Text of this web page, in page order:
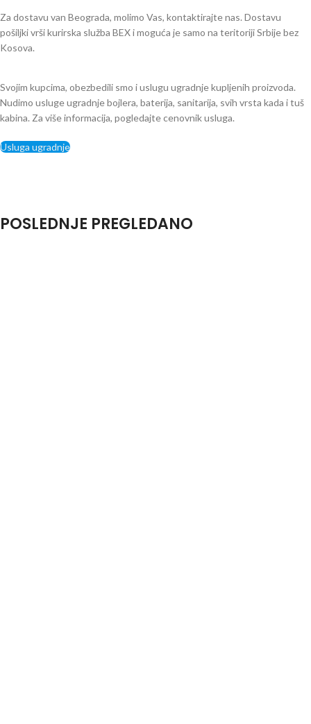
Za dostavu van Beograda, molimo Vas, kontaktirajte nas. Dostavu
pošiljki vrši kurirska služba BEX i moguća je samo na teritoriji Srbije bez
Kosova.
Svojim kupcima, obezbedili smo i uslugu ugradnje kupljenih proizvoda.
Nudimo usluge ugradnje bojlera, baterija, sanitarija, svih vrsta kada i tuš
kabina. Za više informacija, pogledajte cenovnik usluga.
Usluga ugradnje
POSLEDNJE PREGLEDANO